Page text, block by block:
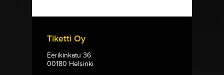
Tiketti Oy
Eerikinkatu 36
00180 Helsinki